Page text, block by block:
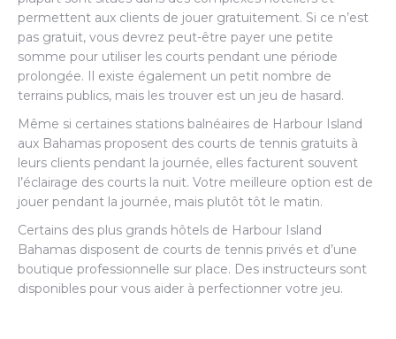
permettent aux clients de jouer gratuitement. Si ce n’est
pas gratuit, vous devrez peut-être payer une petite
somme pour utiliser les courts pendant une période
prolongée. Il existe également un petit nombre de
terrains publics, mais les trouver est un jeu de hasard.
Même si certaines stations balnéaires de Harbour Island
aux Bahamas proposent des courts de tennis gratuits à
leurs clients pendant la journée, elles facturent souvent
l’éclairage des courts la nuit. Votre meilleure option est de
jouer pendant la journée, mais plutôt tôt le matin.
Certains des plus grands hôtels de Harbour Island
Bahamas disposent de courts de tennis privés et d’une
boutique professionnelle sur place. Des instructeurs sont
disponibles pour vous aider à perfectionner votre jeu.